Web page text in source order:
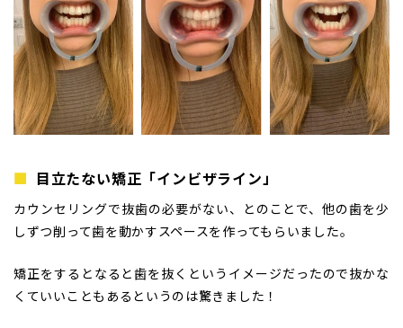
目立たない矯正「インビザライン」
カウンセリングで抜歯の必要がない、とのことで、他の歯を少
しずつ削って歯を動かすスペースを作ってもらいました。
矯正をするとなると歯を抜くというイメージだったので抜かな
くていいこともあるというのは驚きました！